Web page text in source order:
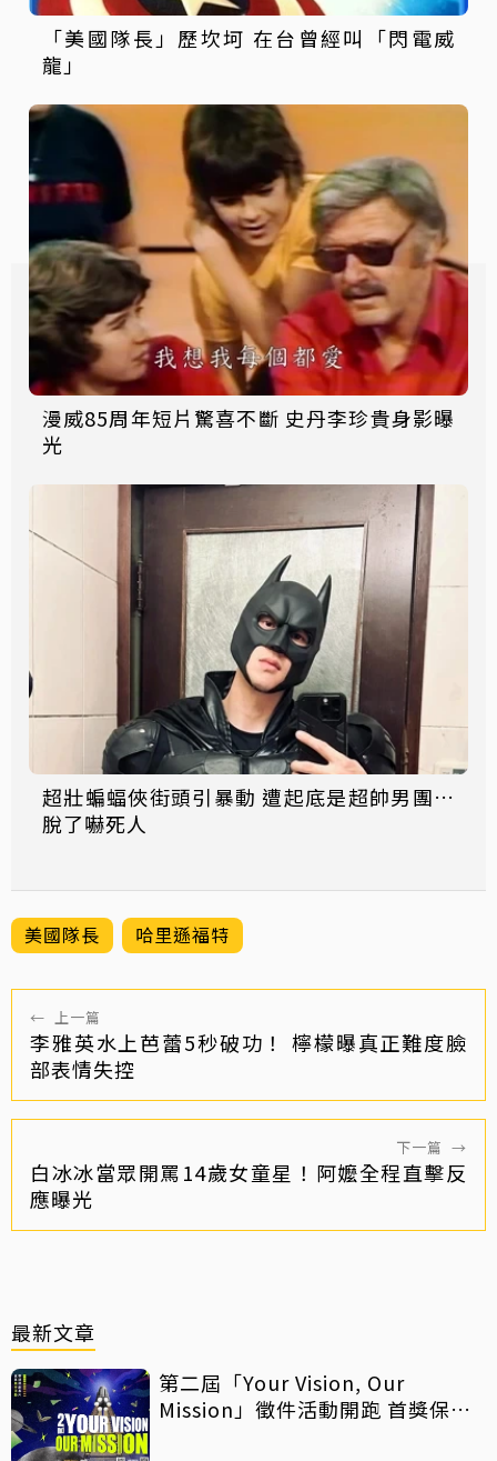
「美國隊長」歷坎坷 在台曾經叫「閃電威
龍」
漫威85周年短片驚喜不斷 史丹李珍貴身影曝
光
超壯蝙蝠俠街頭引暴動 遭起底是超帥男團…
脫了嚇死人
美國隊長 哈里遜福特
← 上一篇
李雅英水上芭蕾5秒破功！ 檸檬曝真正難度臉
部表情失控
下一篇 →
白冰冰當眾開罵14歲女童星！阿嬤全程直擊反
應曝光
最新文章
第二屆「Your Vision, Our
Mission」徵件活動開跑 首獎保證